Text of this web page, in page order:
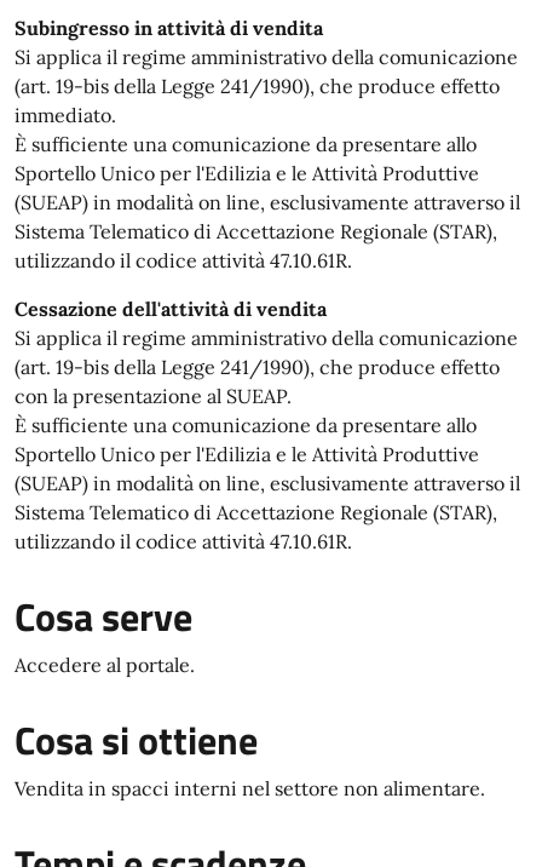
Subingresso in attività di vendita
Si applica il regime amministrativo della comunicazione
(art. 19-bis della Legge 241/1990), che produce effetto
immediato.
È sufficiente una comunicazione da presentare allo
Sportello Unico per l'Edilizia e le Attività Produttive
(SUEAP) in modalità on line, esclusivamente attraverso il
Sistema Telematico di Accettazione Regionale (STAR),
utilizzando il codice attività 47.10.61R.
Cessazione dell'attività di vendita
Si applica il regime amministrativo della comunicazione
(art. 19-bis della Legge 241/1990), che produce effetto
con la presentazione al SUEAP.
È sufficiente una comunicazione da presentare allo
Sportello Unico per l'Edilizia e le Attività Produttive
(SUEAP) in modalità on line, esclusivamente attraverso il
Sistema Telematico di Accettazione Regionale (STAR),
utilizzando il codice attività 47.10.61R.
Cosa serve
Accedere al portale.
Cosa si ottiene
Vendita in spacci interni nel settore non alimentare.